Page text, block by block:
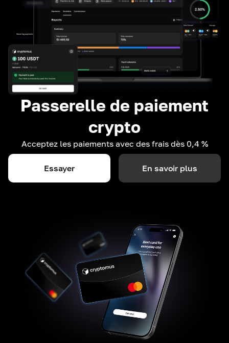
Passerelle de paiement
crypto
Acceptez les paiements avec des frais dès 0,4 %
Essayer En savoir plus